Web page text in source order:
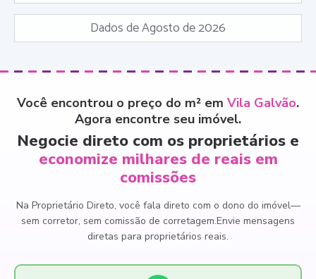
Dados de Agosto de 2026
Você encontrou o preço do m² em Vila Galvão.
Agora encontre seu imóvel.
Negocie direto com os proprietários e
economize milhares de reais em
comissões
Na Proprietário Direto, você fala direto com o dono do imóvel—
sem corretor, sem comissão de corretagem.Envie mensagens
diretas para proprietários reais.